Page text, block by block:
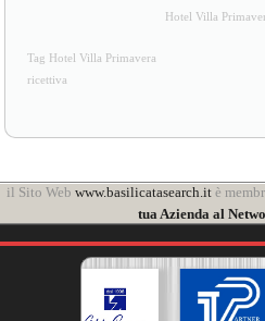
Hotel Villa
Tag Hotel Villa Primavera
ricettiva
il Sito Web www.basilicatasearch.itè
tua Azienda al